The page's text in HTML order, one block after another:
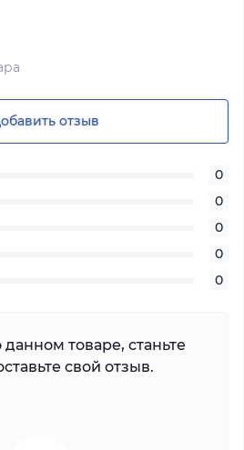
отзыв
0
0
0
0
0
товаре, станьте
свой отзыв.